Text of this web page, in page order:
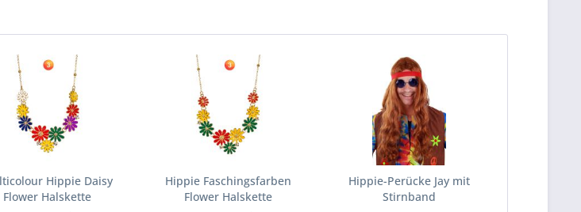
Hippie Daisy
Flower Halskette
Hippie Faschingsfarben
Flower Halskette
Hippie-Perücke Jay mit
Stirnband